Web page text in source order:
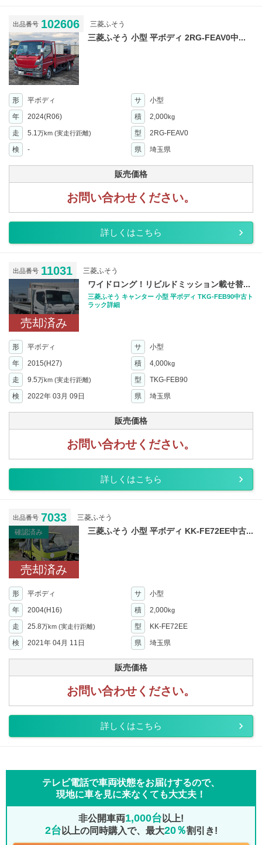
出品番号 102606 三菱ふそう
三菱ふそう 小型 平ボディ 2RG-FEAV0中...
形 平ボディ サ
小型
年
2024(R06) 積 2,000kg
走 5.1万km (実走行距離) 型
2RG-FEAV0
検
- 県 埼玉県
販売価格
お問い合わせください。
詳しくはこちら
出品番号 11031 三菱ふそう
売却済み
ワイドロング！リビルドミッション載せ替...
三菱ふそう キャンター 小型 平ボディ TKG-FEB90中古ト
ラック詳細
形 平ボディ サ
小型
年
2015(H27) 積 4,000kg
走 9.5万km (実走行距離) 型
TKG-FEB90
検
2022年 03月 09日 県 埼玉県
販売価格
お問い合わせください。
詳しくはこちら
出品番号 7033
三菱ふそう
確認済み
売却済み
三菱ふそう 小型 平ボディ KK-FE72EE中古...
形 平ボディ サ
小型
年
2004(H16) 積 2,000kg
走 25.8万km (実走行距離) 型
KK-FE72EE
検
2021年 04月 11日 県 埼玉県
販売価格
お問い合わせください。
詳しくはこちら
テレビ電話で車両状態をお届けするので、
現地に車を見に来なくても大丈夫！
非公開車両1,000台 以上!
2台 以上の同時購入で、最大20％割引き!